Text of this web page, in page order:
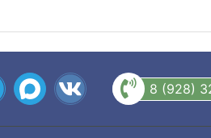
8 (928)